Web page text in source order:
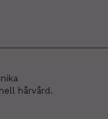
hårvård.